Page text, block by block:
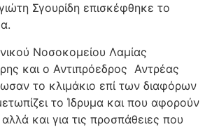
Σγουρίδη επισκέφθηκε το
Νοσοκομείου Λαμίας
και ο Αντιπρόεδρος Αντρέας
το κλιμάκιο επί των διαφόρων
το Ίδρυμα και που αφορούν
και για τις προσπάθειες που